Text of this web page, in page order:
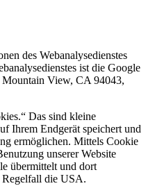
des Webanalysedienstes
ist die Google
View, CA 94043,
Das sind kleine
Ihrem Endgerät speichert und
ermöglichen. Mittels Cookie
unserer Website
übermittelt und dort
Regelfall die USA.